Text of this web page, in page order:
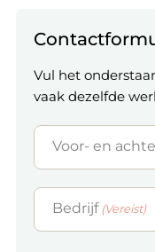
Vul het
vaak dezelfde
Voor- en
Bedrijf (Vereist)